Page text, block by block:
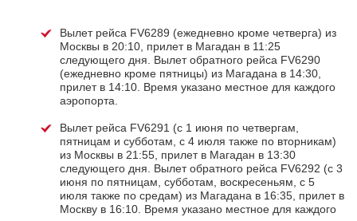
Вылет рейса FV6289 (ежедневно кроме четверга) из
Москвы в 20:10, прилет в Магадан в 11:25
следующего дня. Вылет обратного рейса FV6290
(ежедневно кроме пятницы) из Магадана в 14:30,
прилет в 14:10. Время указано местное для каждого
аэропорта.
Вылет рейса FV6291 (с 1 июня по четвергам,
пятницам и субботам, с 4 июля также по вторникам)
из Москвы в 21:55, прилет в Магадан в 13:30
следующего дня. Вылет обратного рейса FV6292 (c 3
июня по пятницам, субботам, воскресеньям, с 5
июля также по средам) из Магадана в 16:35, прилет в
Москву в 16:10. Время указано местное для каждого